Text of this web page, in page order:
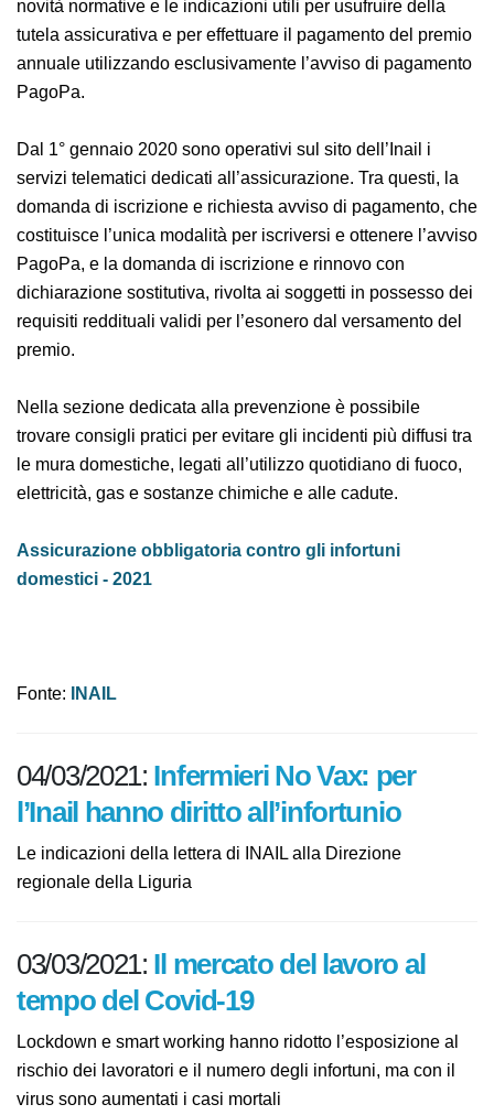
assicurarsi contro gli infortuni domestici. Il testo è
stato aggiornato con le novità normative e le
indicazioni utili per usufruire della tutela assicurativa e
per effettuare il pagamento del premio annuale
PagoPa.
Dal 1° gennaio 2020 sono operativi sul sito dell’Inail i
servizi telematici dedicati all’assicurazione. Tra questi,
la domanda di iscrizione e richiesta avviso di
pagamento, che costituisce l’unica modalità per
iscriversi e ottenere l’avviso PagoPa, e la domanda di
iscrizione e rinnovo con dichiarazione sostitutiva,
validi per l’esonero dal versamento del premio.
Nella sezione dedicata alla prevenzione è possibile
trovare consigli pratici per evitare gli incidenti più
quotidiano di fuoco, elettricità, gas e sostanze chimiche
e alle cadute.
Fonte:INAIL
04/03/2021:Infermieri No Vax: per
l’Inail hanno diritto all’infortunio
regionale della Liguria
03/03/2021:Il mercato del lavoro al
tempo del Covid-19